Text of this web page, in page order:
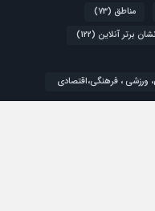
مناطق (73)
نشان برتر آنلاین (122)
ورزشی ، فرهنگی،اقتصادی